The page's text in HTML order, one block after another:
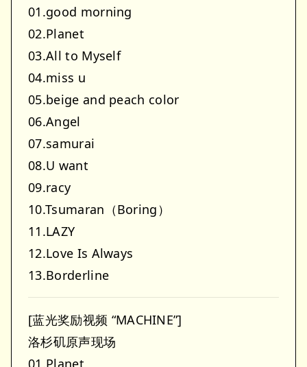
01.good morning
02.Planet
03.All to Myself
04.miss u
05.beige and peach color
06.Angel
07.samurai
08.U want
09.racy
10.Tsumaran（Boring）
11.LAZY
12.Love Is Always
13.Borderline
[蓝光奖励视频 “MACHINE”]
洛杉矶原声现场
01.Planet